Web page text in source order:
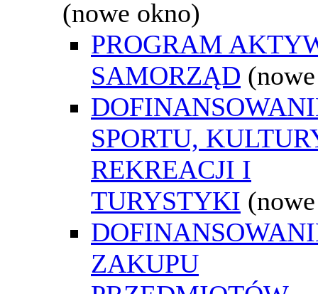
(nowe okno)
PROGRAM
SAMORZĄD
SPORTU,
REKREACJI I
TURYSTYKI
ZAKUPU